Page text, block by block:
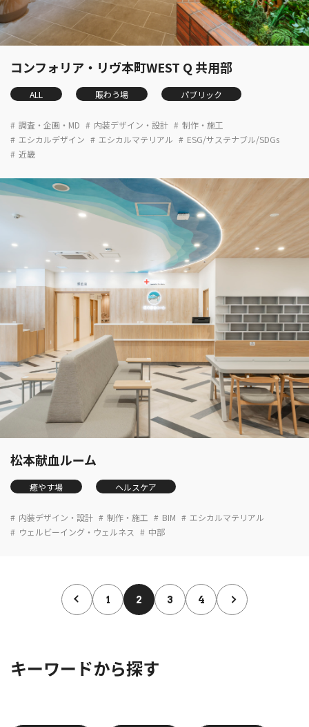
コンフォリア・リヴ本町WEST Q 共用部
ALL 賑わう場 パブリック
調査・企画・MD 内装デザイン・設計
制作・施工
エシカルデザイン
エシカルマテリアル
ESG/サステナブル/SDGs
近畿
松本献血ルーム
癒やす場 ヘルスケア
内装デザイン・設計 制作・施工 BIM
エシカルマテリアル
ウェルビーイング・ウェルネス
中部
1 2 3 4
キーワードから探す